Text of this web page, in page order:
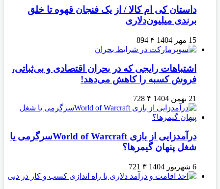
داستان کی ام کالا / از یک فنجان قهوه تا خلق
برندی میلیون‌دلاری
15 مهر 1404 ۴ 894
اشتباهات رایجی که در بحران اقتصادی و بی‌ثباتی،
فروش کسبه را کاهش می‌دهد!
21 بهمن 1404 ۴ 728
درآمدزایی از بازی World of Warcraftسرگرمی یا
شغل پنهان گیمرها؟
6 شهریور 1404 ۳ 721